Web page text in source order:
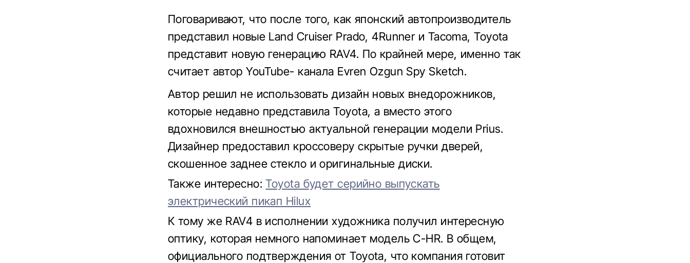
Поговаривают, что после того, как японский автопроизводитель
представил новые Land Cruiser Prado, 4Runner и Tacoma, Toyota
представит новую генерацию RAV4. По крайней мере, именно так
считает автор YouTube- канала Evren Ozgun Spy Sketch.
Автор решил не использовать дизайн новых внедорожников,
которые недавно представила Toyota, а вместо этого
вдохновился внешностью актуальной генерации модели Prius.
Дизайнер предоставил кроссоверу скрытые ручки дверей,
скошенное заднее стекло и оригинальные диски.
Также интересно:Toyota будет серийно выпускать
электрический пикап Hilux
К тому же RAV4 в исполнении художника получил интересную
оптику, которая немного напоминает модель C-HR. В общем,
официального подтверждения от Toyota, что компания готовит